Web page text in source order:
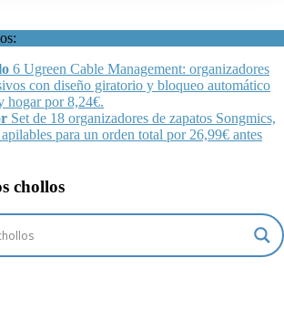
6 Ugreen Cable Management: organizadores
con diseño giratorio y bloqueo automático
hogar por 8,24€.
Set de 18 organizadores de zapatos Songmics,
para un orden total por 26,99€ antes
chollos